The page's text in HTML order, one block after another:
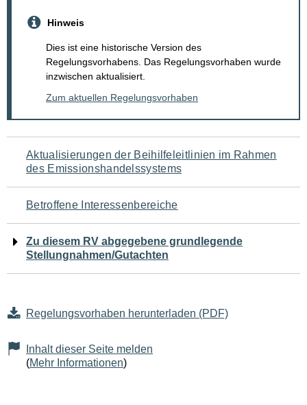
Hinweis
Dies ist eine historische Version des
Regelungsvorhabens. Das Regelungsvorhaben wurde
inzwischen aktualisiert.
Zum aktuellen Regelungsvorhaben
Navigation
für
den
Seiteninhalt
Aktualisierungen der Beihilfeleitlinien im Rahmen
des Emissionshandelssystems
Betroffene Interessenbereiche
Zu diesem RV abgegebene grundlegende
Stellungnahmen/Gutachten
Regelungsvorhaben herunterladen (PDF)
Inhalt dieser Seite melden
(Mehr Informationen)